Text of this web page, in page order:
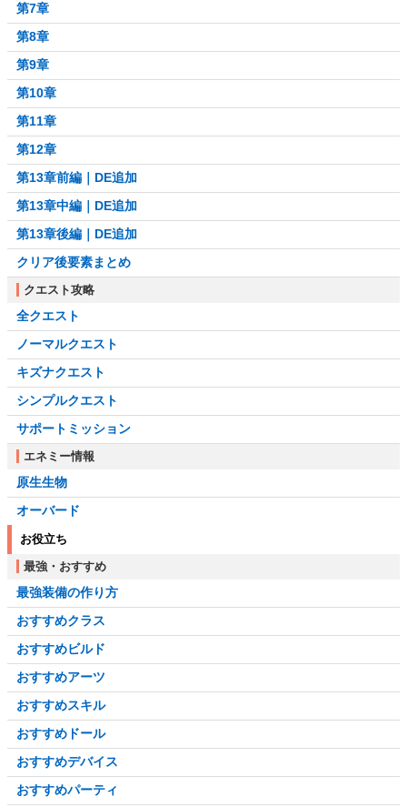
第7章
第8章
第9章
第10章
第11章
第12章
第13章前編｜DE追加
第13章中編｜DE追加
第13章後編｜DE追加
クリア後要素まとめ
クエスト攻略
全クエスト
ノーマルクエスト
キズナクエスト
シンプルクエスト
サポートミッション
エネミー情報
原生生物
オーバード
お役立ち
最強・おすすめ
最強装備の作り方
おすすめクラス
おすすめビルド
おすすめアーツ
おすすめスキル
おすすめドール
おすすめデバイス
おすすめパーティ